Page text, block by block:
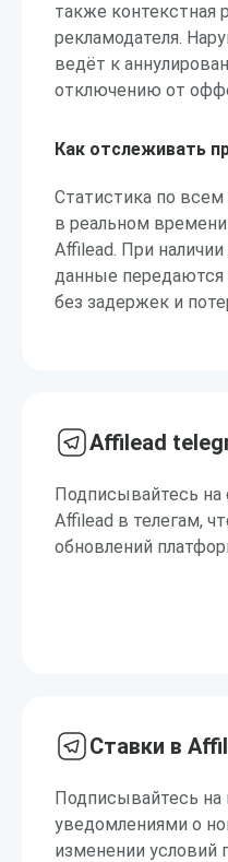
также контекстная
рекламодателя.
ведёт к
отключению от
Как отслеживать
Статистика по
в реальном
Affilead. При
данные передаются
без задержек и
Affilead
Подписывайтесь на
Affilead в телегам,
обновлений
Ставки в
Подписывайтесь на
уведомлениями о
изменении